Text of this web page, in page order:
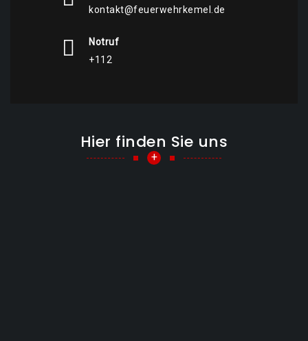
kontakt@feuerwehrkemel.de
Notruf
+112
Hier finden Sie uns
+